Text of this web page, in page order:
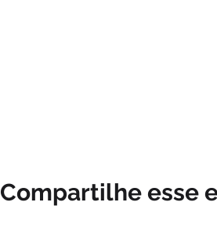
Compartilhe esse